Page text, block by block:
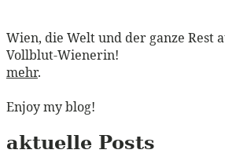
Wien, die Welt und der ganze Rest
Vollblut-Wienerin!
mehr.
Enjoy my blog!
aktuelle Posts